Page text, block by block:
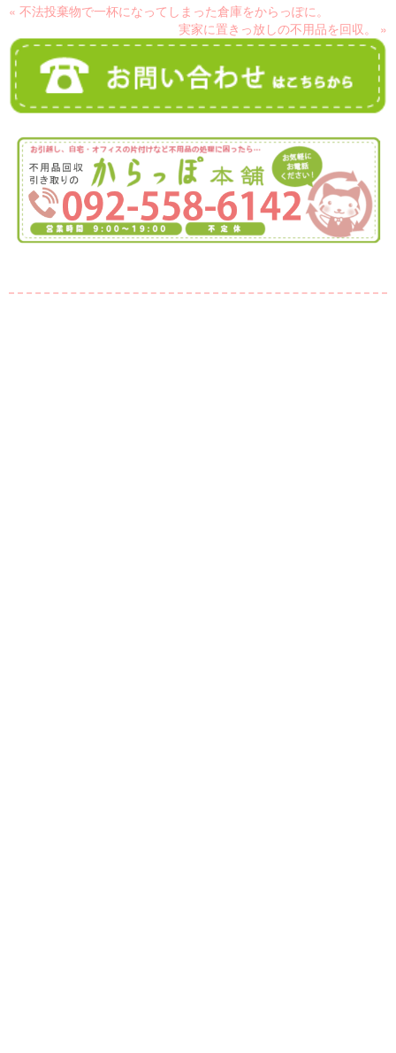
« 不法投棄物で一杯になってしまった倉庫をからっぽに。
実家に置きっ放しの不用品を回収。 »